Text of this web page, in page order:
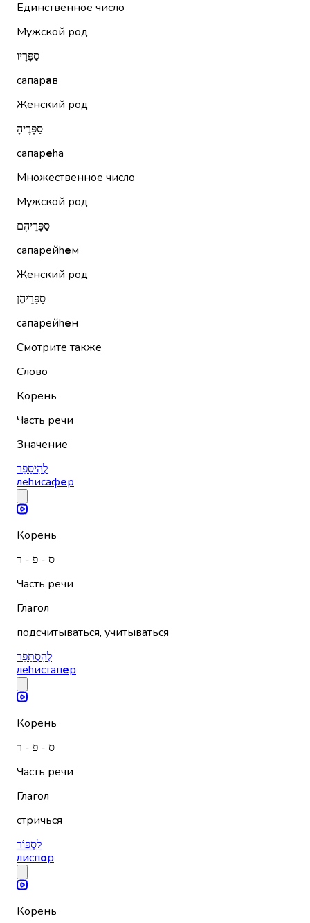
Единственное число
Мужской род
סַפָּרָיו
сапарав
Женский род
סַפָּרֶיהָ
сапареhа
Множественное число
Мужской род
סַפָּרֵיהֶם
сапарейhем
Женский род
סַפָּרֵיהֶן
сапарейhен
Смотрите также
Слово
Корень
Часть речи
Значение
לְהִיסָּפֵר
леhисафер
Корень
ס - פ - ר
Часть речи
Глагол
подсчитываться, учитываться
לְהִסְתַּפֵּר
леhистапер
Корень
ס - פ - ר
Часть речи
Глагол
стричься
לִסְפּוֹר
лиспор
Корень